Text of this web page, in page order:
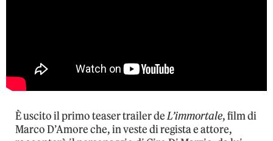
È uscito il primo teaser trailer deL’immortale, film di
Marco D’Amore che, in veste di regista e attore,